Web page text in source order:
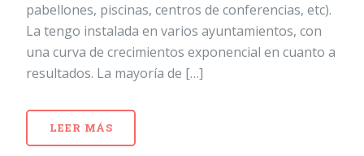
pabellones, piscinas, centros de conferencias, etc).
La tengo instalada en varios ayuntamientos, con
una curva de crecimientos exponencial en cuanto a
resultados. La mayoría de […]
LEER MÁS